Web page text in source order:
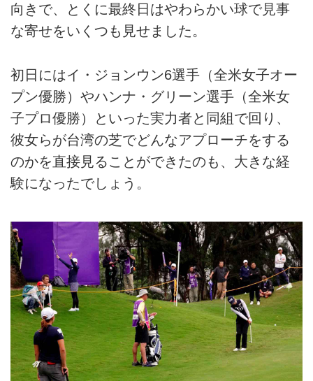
向きで、とくに最終日はやわらかい球で見事
な寄せをいくつも見せました。
初日にはイ・ジョンウン6選手（全米女子オー
プン優勝）やハンナ・グリーン選手（全米女
子プロ優勝）といった実力者と同組で回り、
彼女らが台湾の芝でどんなアプローチをする
のかを直接見ることができたのも、大きな経
験になったでしょう。